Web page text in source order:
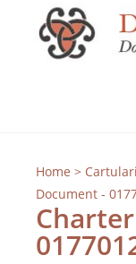
Home >
Document -